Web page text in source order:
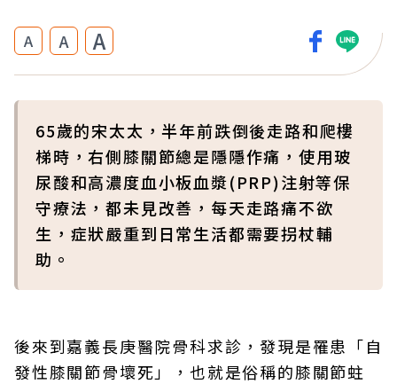
A A A
65歲的宋太太，半年前跌倒後走路和爬樓
梯時，右側膝關節總是隱隱作痛，使用玻
尿酸和高濃度血小板血漿(PRP)注射等保
守療法，都未見改善，每天走路痛不欲
生，症狀嚴重到日常生活都需要拐杖輔
助。
後來到嘉義長庚醫院骨科求診，發現是罹患「自
發性膝關節骨壞死」，也就是俗稱的膝關節蛀